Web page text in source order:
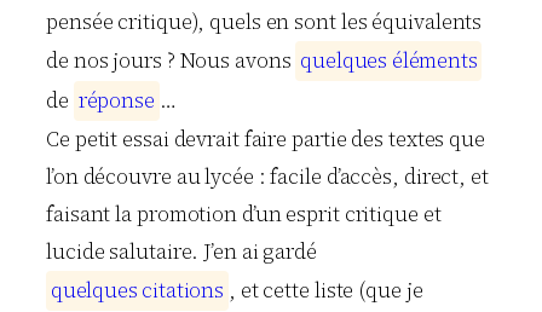
pensée critique), quels en sont les équivalents
de nos jours ? Nous avons quelques éléments
de réponse …
Ce petit essai devrait faire partie des textes que
l’on découvre au lycée : facile d’accès, direct, et
faisant la promotion d’un esprit critique et
lucide salutaire. J’en ai gardé
quelques citations , et cette liste (que je